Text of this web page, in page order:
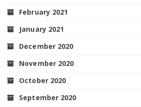
February 2021
January 2021
December 2020
November 2020
October 2020
September 2020